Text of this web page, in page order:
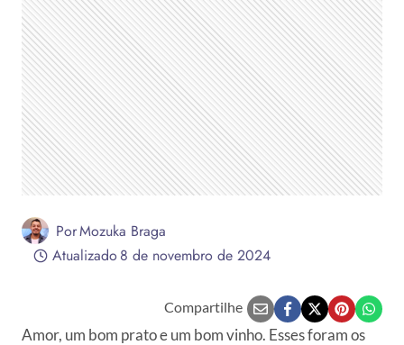
PorMozuka Braga
Atualizado8 de novembro de 2024
Compartilhe
Amor, um bom prato e um bom vinho. Esses foram os